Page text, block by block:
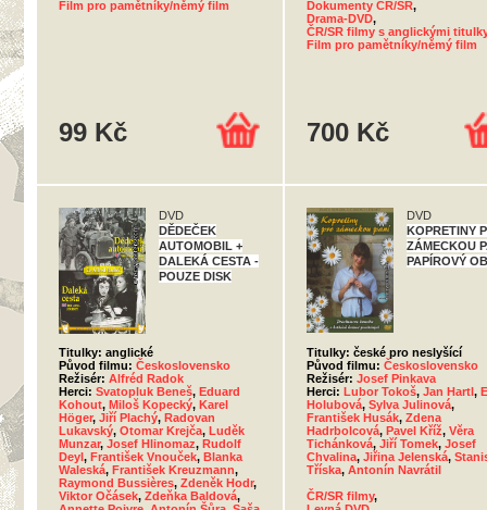
Film pro pamětníky/němý film
99 Kč
Dokumenty ČR/SR,
Drama-DVD,
ČR/SR filmy s anglickými titulky
Film pro pamětníky/němý film
700 Kč
DVD
DĚDEČEK
AUTOMOBIL +
DALEKÁ CESTA -
POUZE DISK
Titulky: anglické
Původ filmu: Československo
Režisér: Alfréd Radok
Herci: Svatopluk Beneš, Eduard
Kohout, Miloš Kopecký, Karel
Höger, Jiří Plachý, Radovan
Lukavský, Otomar Krejča, Luděk
Munzar, Josef Hlinomaz, Rudolf
Deyl, František Vnouček, Blanka
Waleská, František Kreuzmann,
Raymond Bussières, Zdeněk Hodr,
Viktor Očásek, Zdeňka Baldová,
DVD
KOPRETINY
ZÁMECKOU
PAPÍROVÝ
Titulky: české pro neslyšící
Původ filmu: Československo
Režisér: Josef Pinkava
Herci: Lubor Tokoš, Jan Hartl,
Holubová, Sylva Julinová,
František Husák, Zdena
Hadrbolcová, Pavel Kříž, Věra
Tichánková, Jiří Tomek, Josef
Chvalina, Jiřina Jelenská,
Tříska, Antonín Navrátil
ČR/SR filmy,